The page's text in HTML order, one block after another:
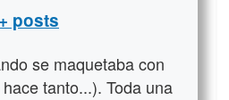
+ posts
se maquetaba con
tanto...). Toda una